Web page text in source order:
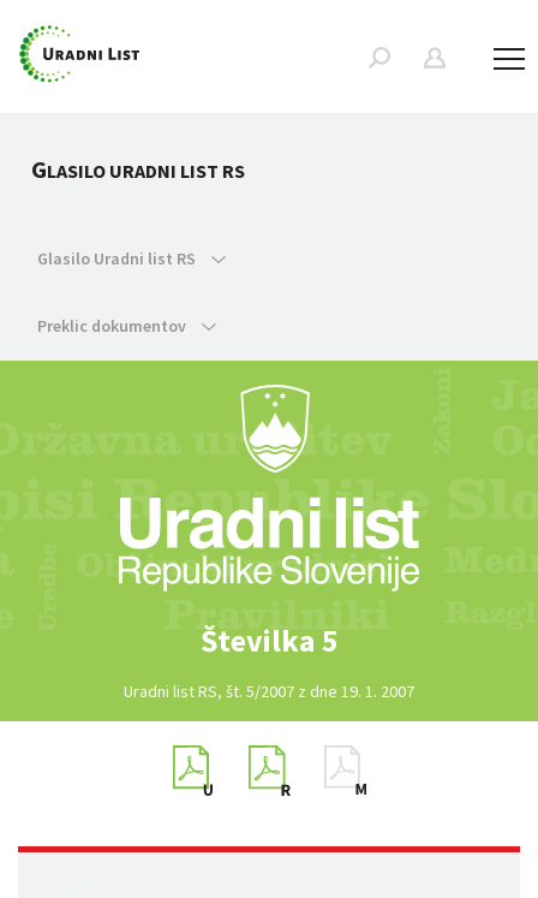
GLASILO URADNI LIST RS
Glasilo Uradni list RS
Preklic dokumentov
Številka 5
Uradni list RS, št. 5/2007 z dne 19. 1. 2007